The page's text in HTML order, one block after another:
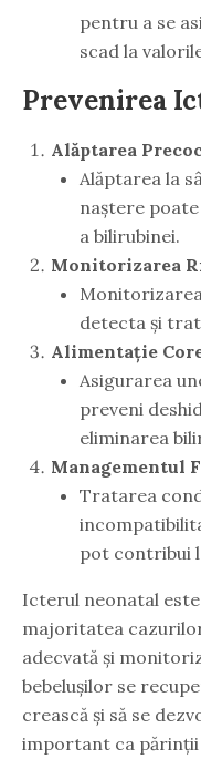
pentru a se
scad la
Prevenirea
Alăptarea
Alăptarea la
naștere
a bilirubinei.
Monitorizarea
detecta și
Alimentație
Asigurarea
preveni
eliminarea
Managementul
Tratarea
pot contribui
Icterul neonatal
majoritatea
adecvată și
bebelușilor se
crească și să se
important ca părinții